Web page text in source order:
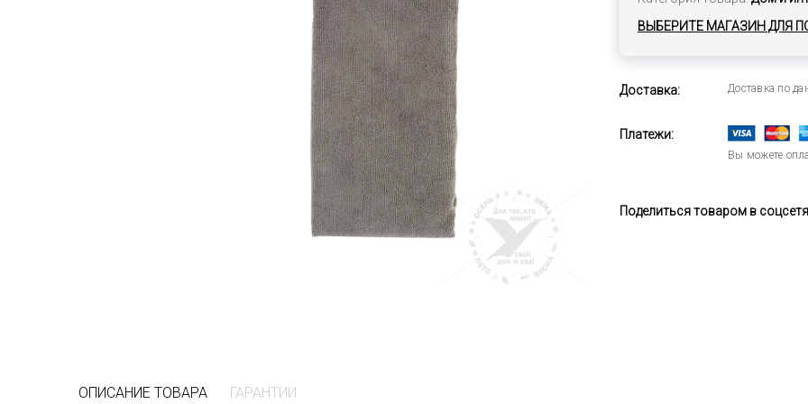
ВЫБЕРИТЕ МАГАЗИН ДЛЯ
Доставка: Доставка по
Платежи:
Вы можете
Поделиться товаром в
ОПИСАНИЕ ТОВАРА ГАРАНТИИ